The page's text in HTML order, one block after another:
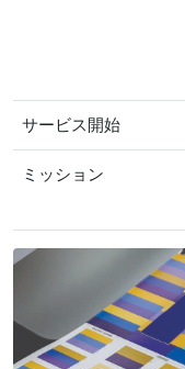
サービス開始
ミッション